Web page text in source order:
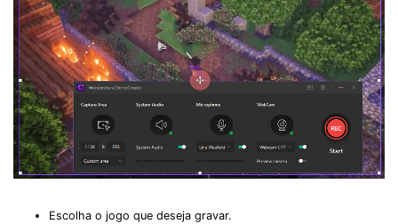
Escolha o jogo que deseja gravar.